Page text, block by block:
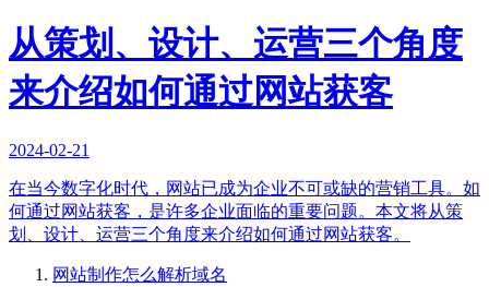
从策划、设计、运营三个角度
来介绍如何通过网站获客
2024-02-21
在当今数字化时代，网站已成为企业不可或缺的营销工具。如
何通过网站获客，是许多企业面临的重要问题。本文将从策
划、设计、运营三个角度来介绍如何通过网站获客。
网站制作怎么解析域名